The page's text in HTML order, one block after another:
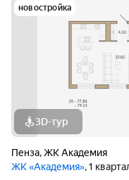
новостройка
3D-тур
Пенза,ЖК Академия
ЖК «Академия», 1